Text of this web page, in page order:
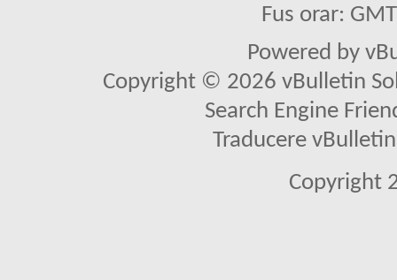
Fus orar:
Powered by
Copyright © 2026 vBulletin
Search Engine
Traducere
Copyright